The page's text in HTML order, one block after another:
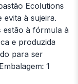
Ecolutions
à sujeira.
estão à fórmula à
e produzida
para ser
1